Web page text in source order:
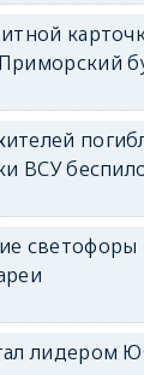
ВСУ
светофоры
лидером